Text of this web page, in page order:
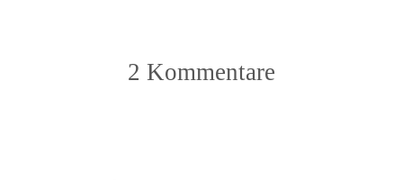
2 Kommentare